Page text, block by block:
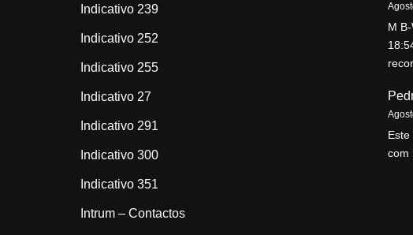
Indicativo 239
Indicativo 252
Indicativo 255
Indicativo 27
Indicativo 291
Indicativo 300
Indicativo 351
Intrum – Contactos
M
com